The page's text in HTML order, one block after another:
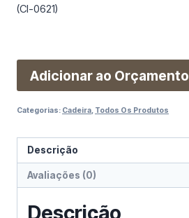
(Cl-0621)
Adicionar ao Orçamento
Categorias: Cadeira, Todos Os Produtos
Descrição
Avaliações (0)